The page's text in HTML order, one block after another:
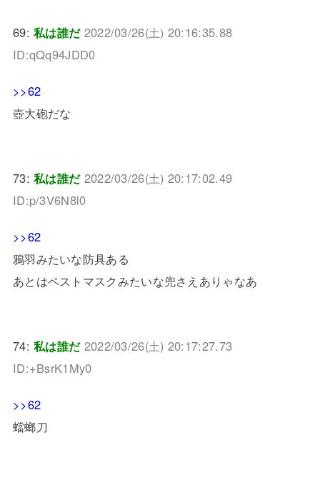
69:私は誰だ 2022/03/26(土) 20:16:35.88
ID:qQq94JDD0
>>62
壺大砲だな
73:私は誰だ 2022/03/26(土) 20:17:02.49
ID:p/3V6N8l0
>>62
鴉羽みたいな防具ある
あとはペストマスクみたいな兜さえありゃなあ
74:私は誰だ 2022/03/26(土) 20:17:27.73
ID:+BsrK1My0
>>62
蟷螂刀